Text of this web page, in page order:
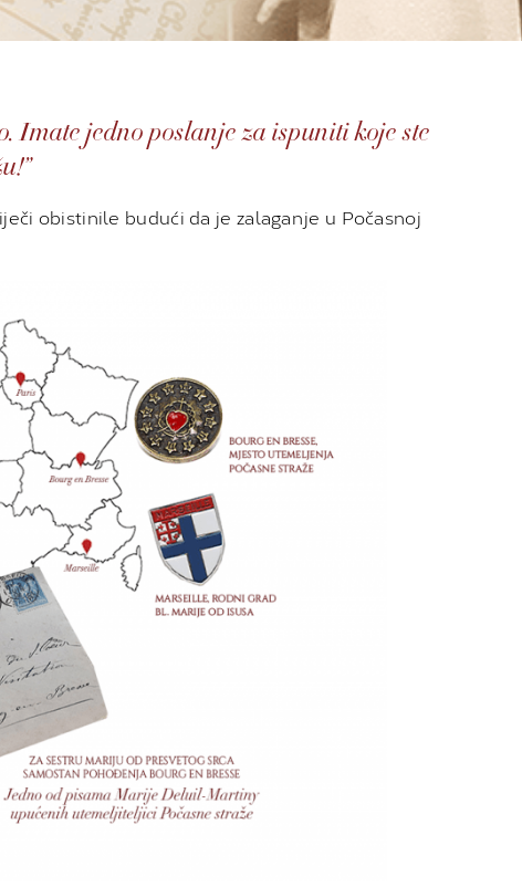
Imate jedno poslanje za ispuniti koje ste
obistinile budući da je zalaganje u Počasnoj